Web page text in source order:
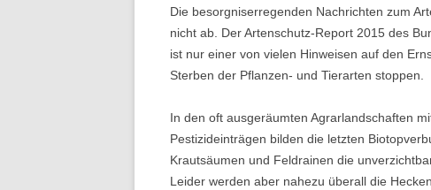
Die besorgniserregenden Nachrichten zum
nicht ab. Der Artenschutz-Report 2015 des
ist nur einer von vielen Hinweisen auf den
Sterben der Pflanzen- und Tierarten stoppen.
In den oft ausgeräumten Agrarlandschaften
Pestizideinträgen bilden die letzten
Krautsäumen und Feldrainen die
Leider werden aber nahezu überall die